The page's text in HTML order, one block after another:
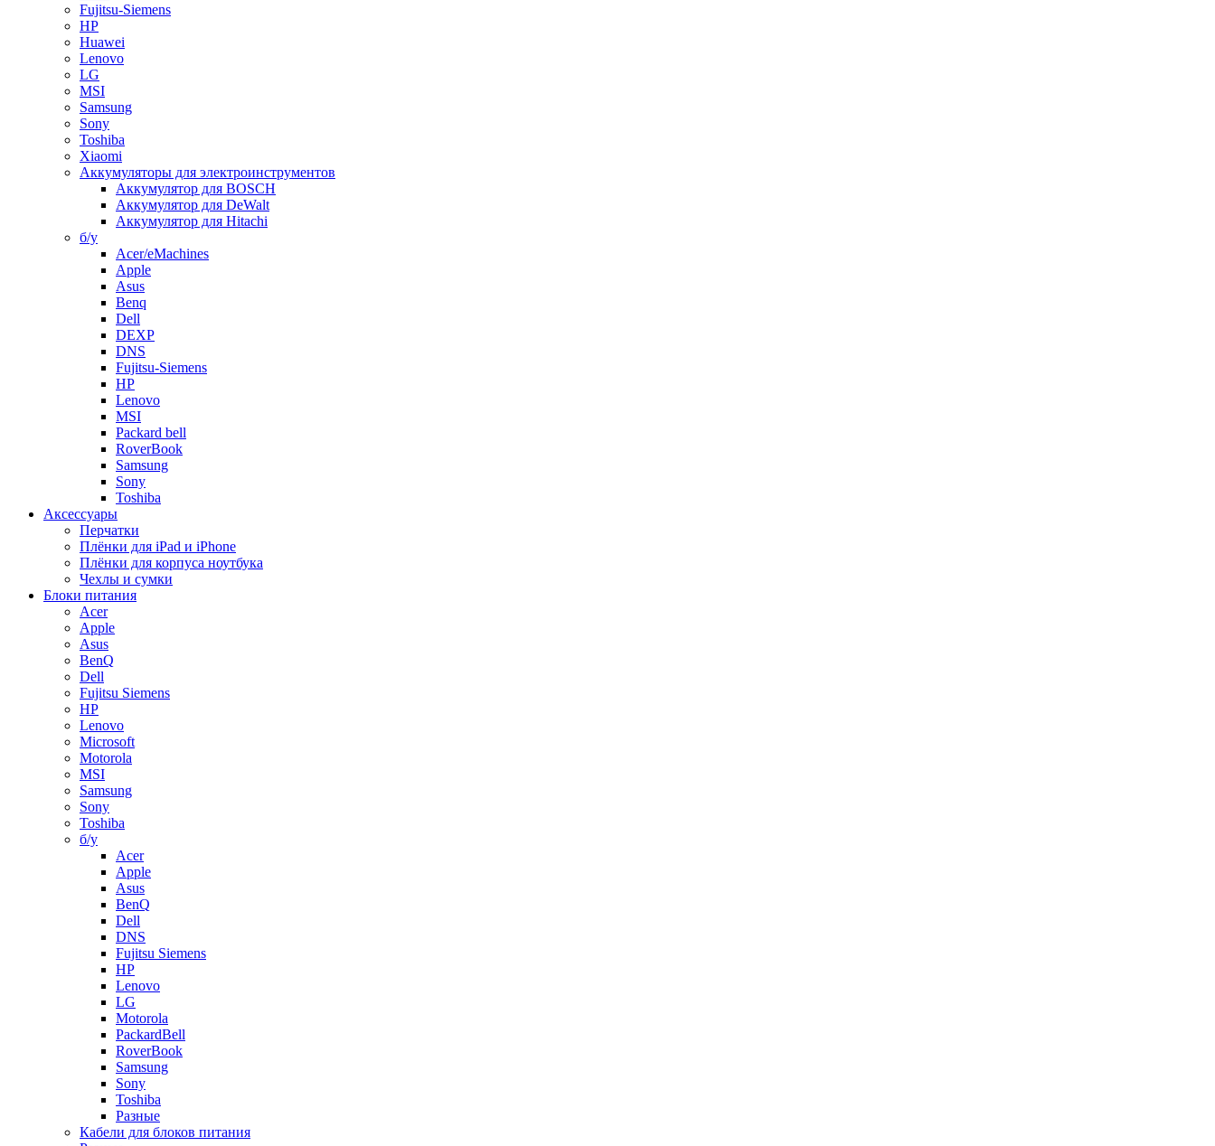
Fujitsu-Siemens
HP
Huawei
Lenovo
LG
MSI
Samsung
Sony
Toshiba
Xiaomi
Аккумуляторы для электроинструментов
Аккумулятор для BOSCH
Аккумулятор для DeWalt
Аккумулятор для Hitachi
б/у
Acer/eMachines
Apple
Asus
Benq
Dell
DEXP
DNS
Fujitsu-Siemens
HP
Lenovo
MSI
Packard bell
RoverBook
Samsung
Sony
Toshiba
Аксессуары
Перчатки
Плёнки для iPad и iPhone
Плёнки для корпуса ноутбука
Чехлы и сумки
Блоки питания
Acer
Apple
Asus
BenQ
Dell
Fujitsu Siemens
HP
Lenovo
Microsoft
Motorola
MSI
Samsung
Sony
Toshiba
б/у
Acer
Apple
Asus
BenQ
Dell
DNS
Fujitsu Siemens
HP
Lenovo
LG
Motorola
PackardBell
RoverBook
Samsung
Sony
Toshiba
Разные
Кабели для блоков питания